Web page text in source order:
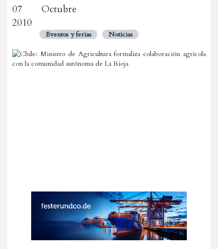
07 Octubre
2010
Eventos y ferias Noticias